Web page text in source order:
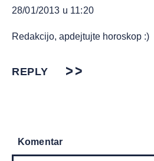
28/01/2013 u 11:20
Redakcijo, apdejtujte horoskop :)
REPLY
Komentar